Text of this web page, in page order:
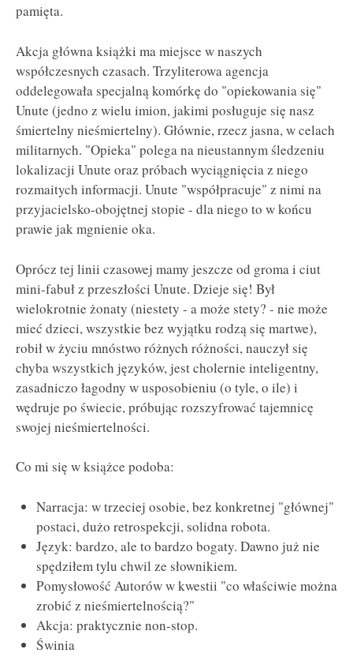
pamięta.
Akcja główna książki ma miejsce w naszych
współczesnych czasach. Trzyliterowa agencja
oddelegowała specjalną komórkę do "opiekowania się"
Unute (jedno z wielu imion, jakimi posługuje się nasz
śmiertelny nieśmiertelny). Głównie, rzecz jasna, w celach
militarnych. "Opieka" polega na nieustannym śledzeniu
lokalizacji Unute oraz próbach wyciągnięcia z niego
rozmaitych informacji. Unute "współpracuje" z nimi na
przyjacielsko-obojętnej stopie - dla niego to w końcu
prawie jak mgnienie oka.
Oprócz tej linii czasowej mamy jeszcze od groma i ciut
mini-fabuł z przeszłości Unute. Dzieje się! Był
wielokrotnie żonaty (niestety - a może stety? - nie może
mieć dzieci, wszystkie bez wyjątku rodzą się martwe),
robił w życiu mnóstwo różnych różności, nauczył się
chyba wszystkich języków, jest cholernie inteligentny,
zasadniczo łagodny w usposobieniu (o tyle, o ile) i
wędruje po świecie, próbując rozszyfrować tajemnicę
swojej nieśmiertelności.
Co mi się w książce podoba:
Narracja: w trzeciej osobie, bez konkretnej "głównej"
postaci, dużo retrospekcji, solidna robota.
Język: bardzo, ale to bardzo bogaty. Dawno już nie
spędziłem tylu chwil ze słownikiem.
Pomysłowość Autorów w kwestii "co właściwie można
zrobić z nieśmiertelnością?"
Akcja: praktycznie non-stop.
Świnia